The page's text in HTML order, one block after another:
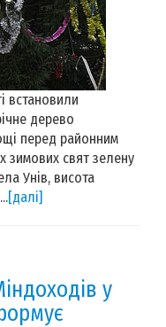
встановили
дерево
перед районним
зимових свят зелену
Унів, висота
[далі]
у